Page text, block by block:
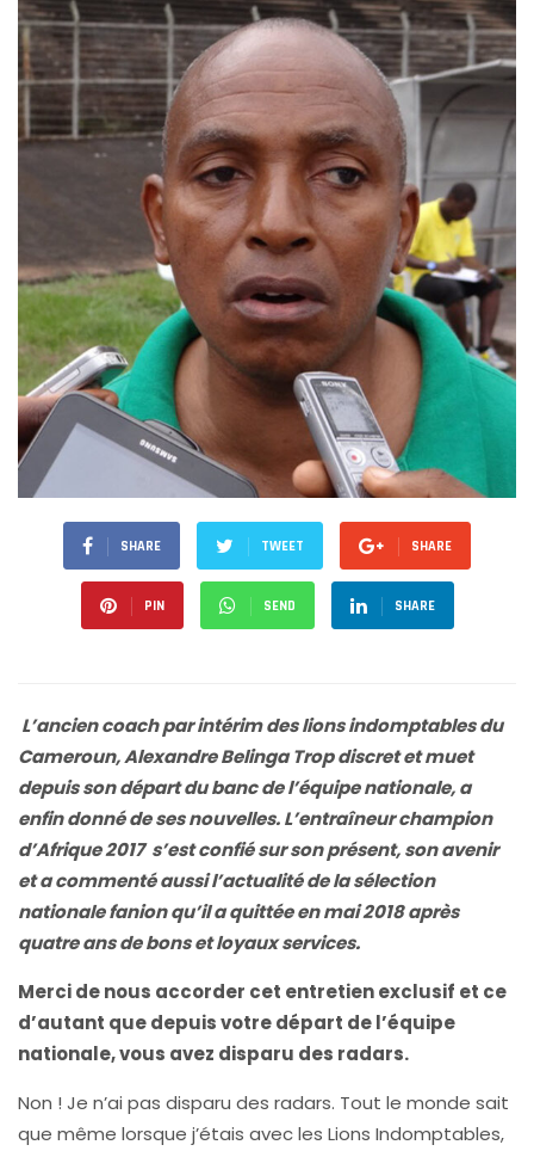
SHARE TWEET SHARE
PIN SEND SHARE
L’ancien coach par intérim des lions indomptables du
Cameroun, Alexandre Belinga Trop discret et muet
depuis son départ du banc de l’équipe nationale, a
enfin donné de ses nouvelles. L’entraîneur champion
d’Afrique 2017 s’est confié sur son présent, son avenir
et a commenté aussi l’actualité de la sélection
nationale fanion qu’il a quittée en mai 2018 après
quatre ans de bons et loyaux services.
Merci de nous accorder cet entretien exclusif et ce
d’autant que depuis votre départ de l’équipe
nationale, vous avez disparu des radars.
Non ! Je n’ai pas disparu des radars. Tout le monde sait
que même lorsque j’étais avec les Lions Indomptables,